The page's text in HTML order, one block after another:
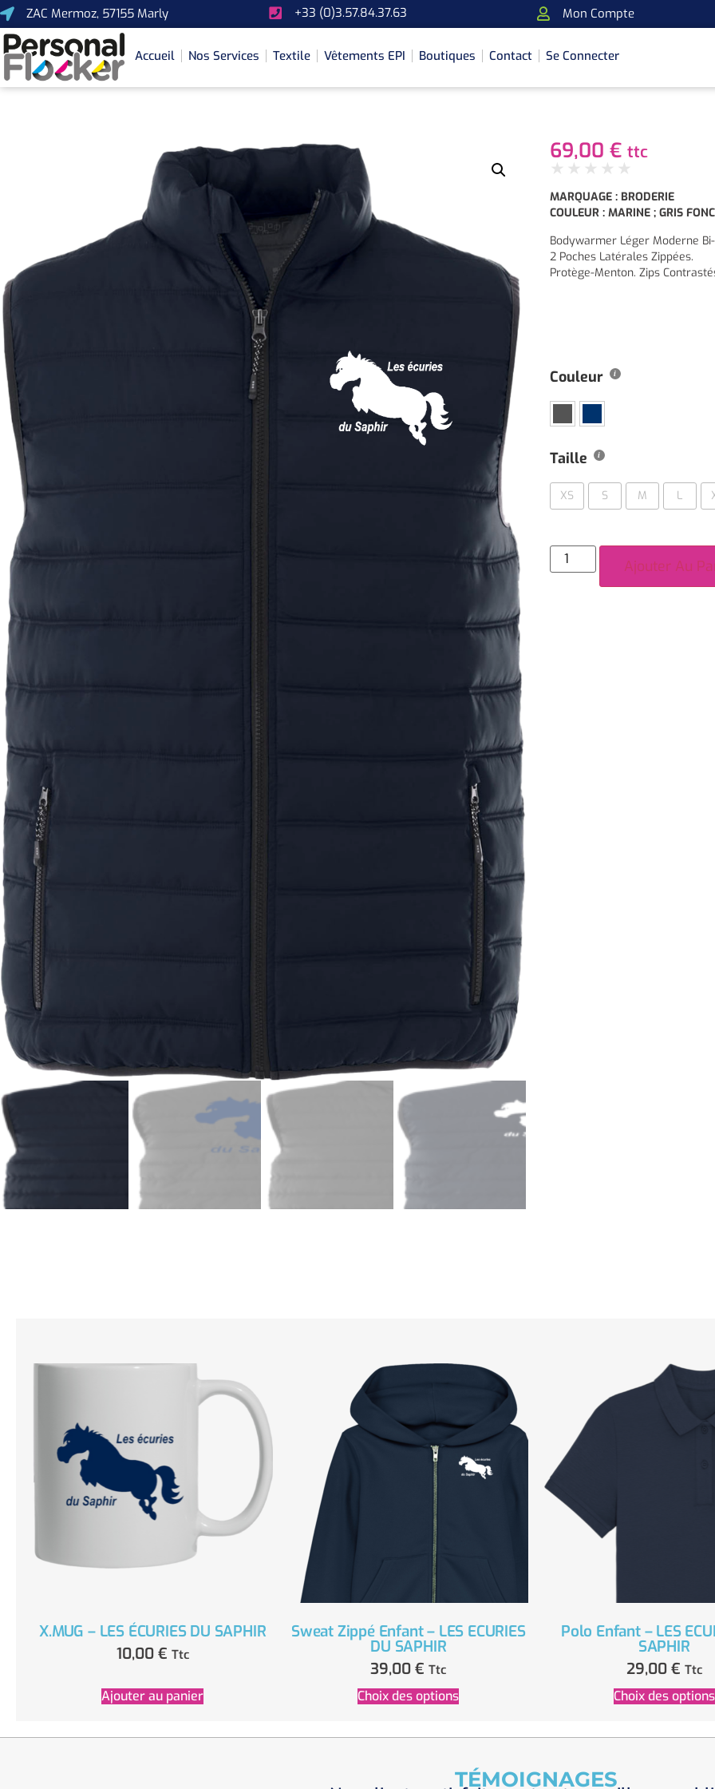
ZAC Mermoz, 57155 Marly +33 (0)3.57.84.37.63 Mon Compte
Accueil Nos Services Textile Vêtements EPI Boutiques Contact Se Connecter
69,00 € ttc
★ ★ ★ ★ ★
MARQUAGE : BRODERIE
COULEUR : MARINE ; GRIS
Bodywarmer Léger Moderne
2 Poches Latérales Zippées.
Protège-Menton. Zips
Couleur
Taille
XS S M L
Ajouter Au
X.MUG – LES ÉCURIES DU SAPHIR
10,00 € Ttc
Ajouter au panier
Sweat Zippé Enfant – LES ECURIES
DU SAPHIR
39,00€ Ttc
Choix des options
Polo Enfant – LES
SAPHIR
29,00 € Ttc
Choix des options
TÉMOIGNAGES